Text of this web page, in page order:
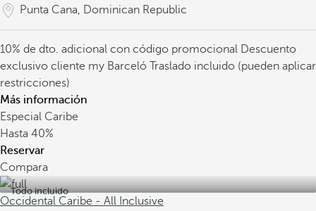
Punta Cana, Dominican Republic
10% de dto. adicional con código promocional Descuento
exclusivo cliente my Barceló Traslado incluido (pueden aplicar
restricciones)
Más información
Especial Caribe
Hasta 40%
Reservar
Compara
Todo incluido
Occidental Caribe - All Inclusive